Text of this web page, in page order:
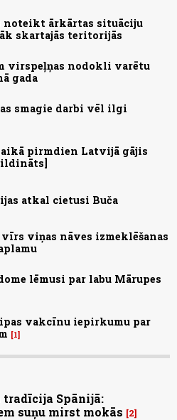
ārkārtas situāciju
skartajās teritorijās
virspeļņas nodokli varētu
gada
smagie darbi vēl ilgi
pirmdien Latvijā gājis
atkal cietusi Buča
viņas nāves izmeklēšanas
lēmusi par labu Mārupes
vakcīnu iepirkumu par
1
tradīcija Spānijā:
suņu mirst mokās
2